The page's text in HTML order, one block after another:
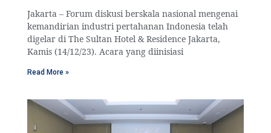
Jakarta – Forum diskusi berskala nasional mengenai
kemandirian industri pertahanan Indonesia telah
digelar di The Sultan Hotel & Residence Jakarta,
Kamis (14/12/23). Acara yang diinisiasi
Read More »